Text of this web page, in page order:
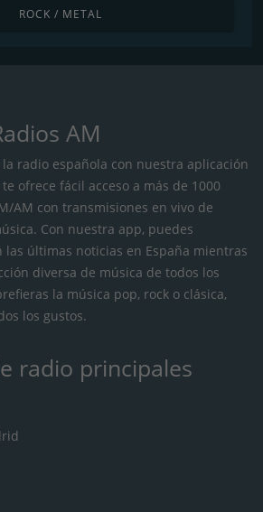
ROCK / METAL
AM
radio española con nuestra aplicación
ofrece fácil acceso a más de 1000
AM con transmisiones en vivo de
Con nuestra app, puedes
últimas noticias en España mientras
diversa de música de todos los
la música pop, rock o clásica,
los gustos.
radio principales